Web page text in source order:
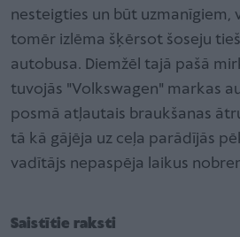
nesteigties un būt uzmanīgiem,
tomēr izlēma šķērsot šoseju
autobusa. Diemžēl tajā pašā
tuvojās "Volkswagen" markas
posmā atļautais braukšanas
tā kā gājēja uz ceļa parādījās
vadītājs nepaspēja laikus
Saistītie raksti